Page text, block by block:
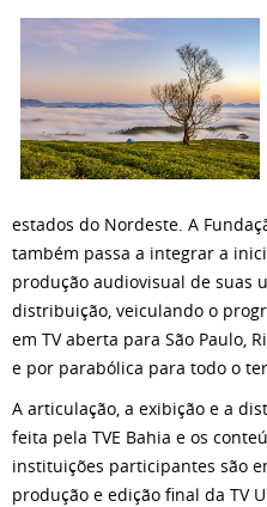
estados do Nordeste. A
também passa a integrar a
produção audiovisual de suas
distribuição, veiculando o
em TV aberta para São Paulo,
e por parabólica para todo o
A articulação, a exibição e a
feita pela TVE Bahia e os
instituições participantes são
produção e edição final da TV